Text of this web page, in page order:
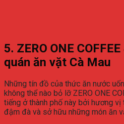
5. ZERO ONE
quán ăn vặt Cà Mau
Những tín đồ của thức ăn nước
không thể nào bỏ lỡ ZERO ONE
tiếng ở thành phố này bởi hương
đậm đà và sở hữu những món ăn